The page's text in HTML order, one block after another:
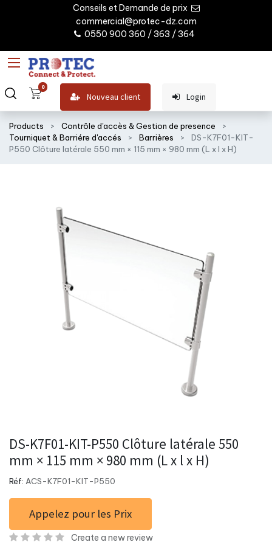
Conseils et Demande de prix
commercial@protec-dz.com
0550 900 360 / 363 / 364
0
Nouveau client Login
Products
Contrôle d'accès & Gestion de presence
Tourniquet & Barriére d'accés
Barrières
DS-K7F01-KIT-
P550 Clôture latérale 550 mm × 115 mm × 980 mm (L x l x H)
DS-K7F01-KIT-P550 Clôture latérale 550
mm × 115 mm × 980 mm (L x l x H)
Réf: ACS-K7F01-KIT-P550
Appelez pour les Prix
Create a new review